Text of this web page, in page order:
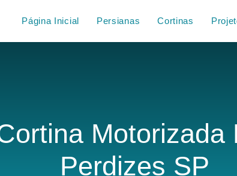
Página Inicial Persianas Cortinas
Motorizada
Perdizes SP